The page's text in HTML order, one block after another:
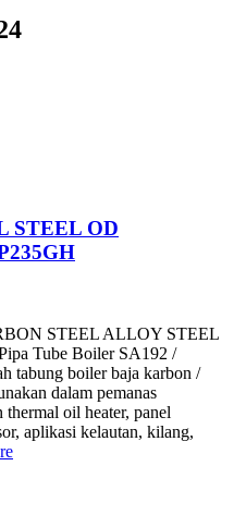
STEEL OD
STEEL ALLOY STEEL
Tube Boiler SA192 /
tabung boiler baja karbon /
dalam pemanas
oil heater, panel
aplikasi kelautan, kilang,